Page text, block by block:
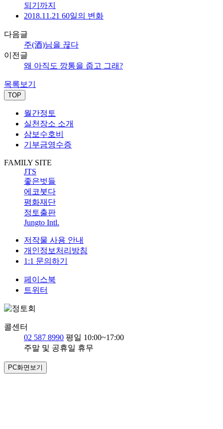
되기까지
2018.11.21 60일의 변화
다음글
주(酒)님을 끊다
이전글
왜 아직도 깡통을 줍고 그래?
목록보기
TOP
월간정토
실천장소 소개
삼보수호비
기부금영수증
FAMILY SITE
JTS
좋은벗들
에코붓다
평화재단
정토출판
Jungto Intl.
저작물 사용 안내
개인정보처리방침
1:1 문의하기
페이스북
트위터
콜센터
02 587 8990 평일 10:00~17:00
주말 및 공휴일 휴무
PC화면보기